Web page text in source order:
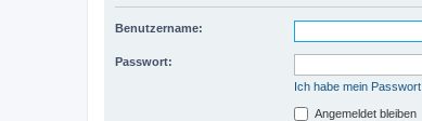
Benutzername:
Passwort:
Ich habe mein
Angemeldet bleiben